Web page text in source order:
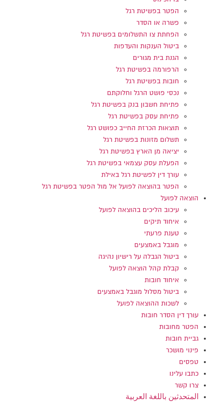
הפטר בפשיטת רגל
פשרה או הסדר
הפחתת צו התשלומים בפשיטת רגל
ביטול הענקות והעדפות
הגנת בית מגורים
הרפורמה בפשיטת רגל
חובות בפשיטת רגל
נכסי פושט הרגל וחלוקתם
פתיחת חשבון בנק בפשיטת רגל
פתיחת עסק בפשיטת רגל
תוצאות הכרזת החייב כפושט רגל
תשלום מזונות בפשיטת רגל
יציאה מן הארץ בפשיטת רגל
הפעלת עסק עצמאי בפשיטת רגל
עורך דין לפשיטת רגל באילת
הפטר בהוצאה לפועל אל מול הפטר בפשיטת רגל
הוצאה לפועל
עיכוב הליכים בהוצאה לפועל
איחוד תיקים
טענת פרעתי
מוגבל באמצעים
ביטול הגבלה על רישיון נהיגה
קבלת קהל הוצאה לפועל
איחוד חובות
ביטול מסלול מוגבל באמצעים
לשכות ההוצאה לפועל
עורך דין הסדר חובות
הפטר מחובות
גביית חובות
פינוי מושכר
טפסים
כתבו עלינו
צרו קשר
المتحدثين باللغة العربية